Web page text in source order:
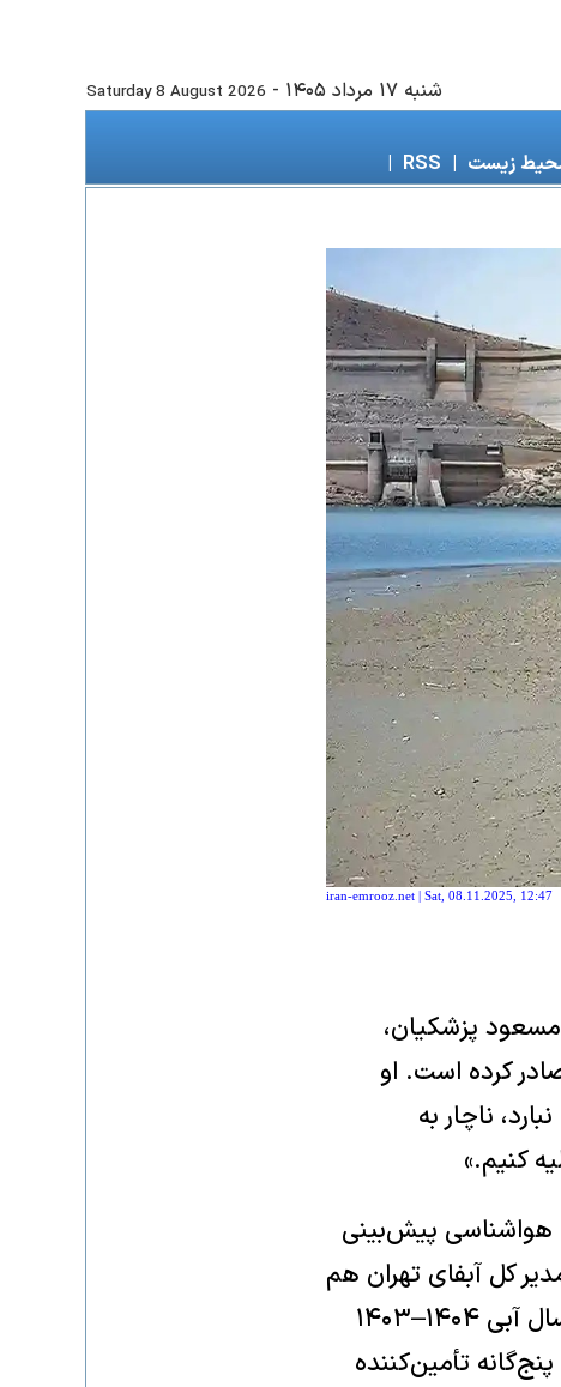
شنبه ۱۷ مرداد ۱۴۰۵ -
Saturday 8 August 2026
زیست |
RSS
|
iran-emrooz.net | Sat, 08.11.2025, 12:47
مسعود پزشکیان،
کرده است. او
ناچار به
کنیم.»
هواشناسی پیش‌بینی
کل آبفای تهران هم
عصر پنجشنبه، در جلسه شورای برنامه‌ریزی استان تهران با بیان اینکه در سال آبی ۱۴۰۴–۱۴۰۳
پنج‌گانه تأمین‌کننده